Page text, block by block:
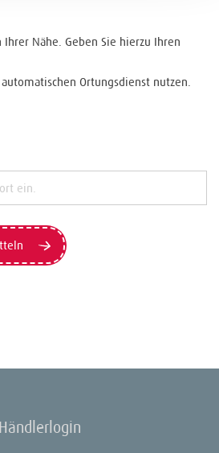
Ihrer Nähe. Geben Sie hierzu Ihren
Ortungsdienst nutzen.
Händlerlogin